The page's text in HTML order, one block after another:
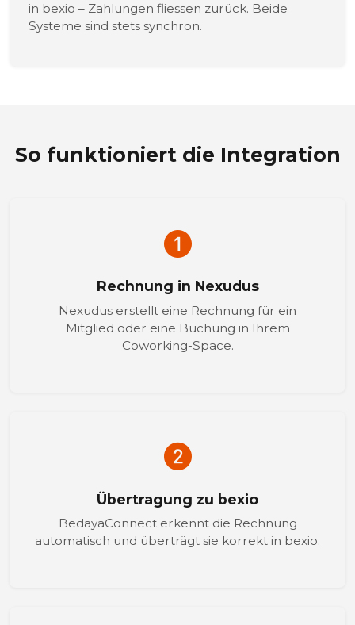
in bexio – Zahlungen fliessen zurück. Beide
Systeme sind stets synchron.
So funktioniert die Integration
Rechnung in Nexudus
Nexudus erstellt eine Rechnung für ein
Mitglied oder eine Buchung in Ihrem
Coworking-Space.
Übertragung zu bexio
BedayaConnect erkennt die Rechnung
automatisch und überträgt sie korrekt in bexio.